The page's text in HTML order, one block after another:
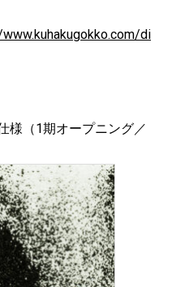
di
様（1期オープニング／